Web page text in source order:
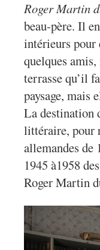
Roger Martin
beau-père. Il
intérieurs pour
quelques
terrasse qu’il
paysage, mais
La destination
littéraire, pour
allemandes de
1945 à1958
Roger Martin